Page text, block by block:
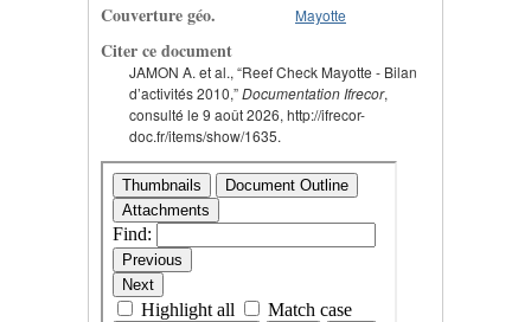
Couverture géo. Mayotte
Citer ce document
JAMON A. et al., “Reef Check Mayotte - Bilan
d’activités 2010,”Documentation Ifrecor,
consulté le 9 août 2026, http://ifrecor-
doc.fr/items/show/1635.